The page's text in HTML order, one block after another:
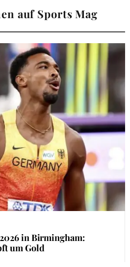
auf Sports Mag
in Birmingham:
um Gold